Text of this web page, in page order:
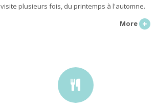
visite plusieurs fois, du printemps à l'automne.
More